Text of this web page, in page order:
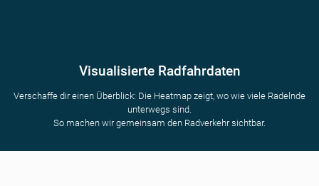
Visualisierte Radfahrdaten
Verschaffe dir einen Überblick: Die Heatmap zeigt, wo wie viele Radelnde
unterwegs sind.
So machen wir gemeinsam den Radverkehr sichtbar.